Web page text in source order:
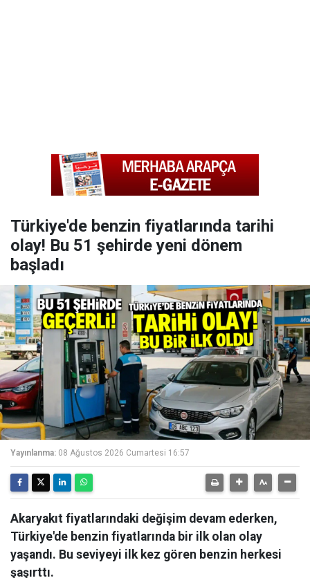
Türkiye'de benzin fiyatlarında tarihi
olay! Bu 51 şehirde yeni dönem
başladı
Yayınlanma: 08 Ağustos 2026 Cumartesi 16:57
Akaryakıt fiyatlarındaki değişim devam ederken,
Türkiye'de benzin fiyatlarında bir ilk olan olay
yaşandı. Bu seviyeyi ilk kez gören benzin herkesi
şaşırttı.